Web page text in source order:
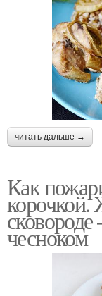
читать дальше →
Как
корочкой.
чесноком